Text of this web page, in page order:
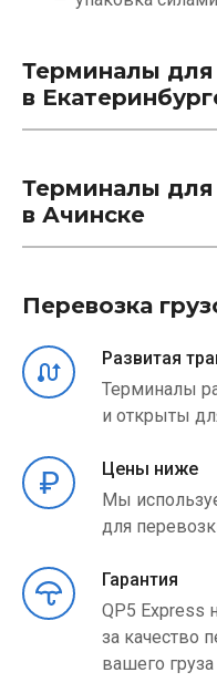
Терминалы для
в
Терминалы для
в Ачинске
Перевозка
Развитая
Терминалы
и открыты
Цены ниже
Мы
для
Гарантия
QP5 Express
за качество
вашего груза